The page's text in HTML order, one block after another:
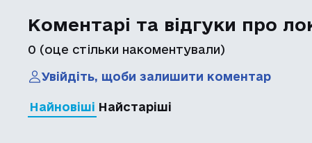
Коментарі та відгуки про
0 (оце стільки накоментували)
Увійдіть, щоби залишити коментар
Найновіші Найстаріші